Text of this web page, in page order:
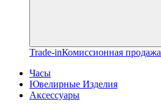
Trade-inКомиссионная продажа
Часы
Ювелирные Изделия
Аксессуары